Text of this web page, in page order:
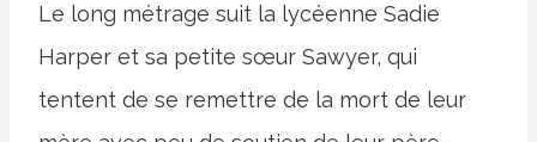
Le long métrage suit la lycéenne Sadie
Harper et sa petite sœur Sawyer, qui
tentent de se remettre de la mort de leur